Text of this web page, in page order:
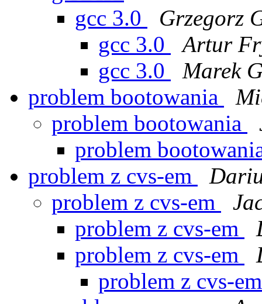
gcc 3.0
Grzegorz
gcc 3.0
Artur
gcc 3.0
Marek
problem bootowania
problem bootowania
problem
problem z cvs-em
problem z cvs-em
problem z cvs-em
problem z cvs-em
problem z cvs-